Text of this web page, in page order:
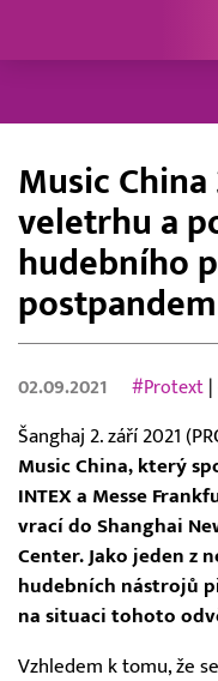
Music
veletrhu a
hudebního
02.09.2021 #Protext |
Šanghaj 2. září 2021
Music China, který
INTEX a Messe
vrací do Shanghai
Center. Jako jeden z
hudebních nástrojů
na situaci tohoto
Vzhledem k tomu, že